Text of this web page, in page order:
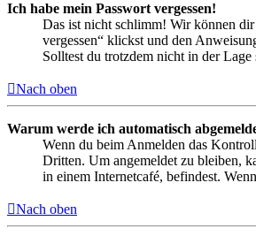
Ich habe mein Passwort vergessen!
Das ist nicht schlimm! Wir können
vergessen“ klickst und den
Solltest du trotzdem nicht in der
Nach oben
Warum werde ich automatisch
Wenn du beim Anmelden das
Dritten. Um angemeldet zu bleiben,
in einem Internetcafé, befindest.
Nach oben